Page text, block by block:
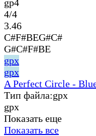
gp4
4/4
3.46
C#F#BEG#C#
G#C#F#BE
gpx
gpx
A Perfect Circle -
Тип файла:gpx
gpx
Показать еще
Показать все